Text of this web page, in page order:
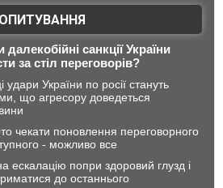
ОПИТУВАННЯ
санкції України
за стіл переговорів?
удари України по росії стануть
що агресору доведеться
чекати поновлення переговорного
- можливо все
ескалацію попри здоровий глузд і
до останнього